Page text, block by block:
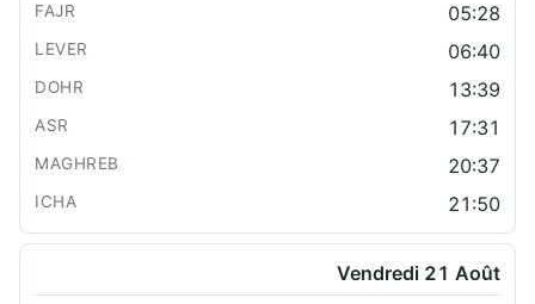
05:28
06:40
13:39
17:31
20:37
21:50
Vendredi 21 Août